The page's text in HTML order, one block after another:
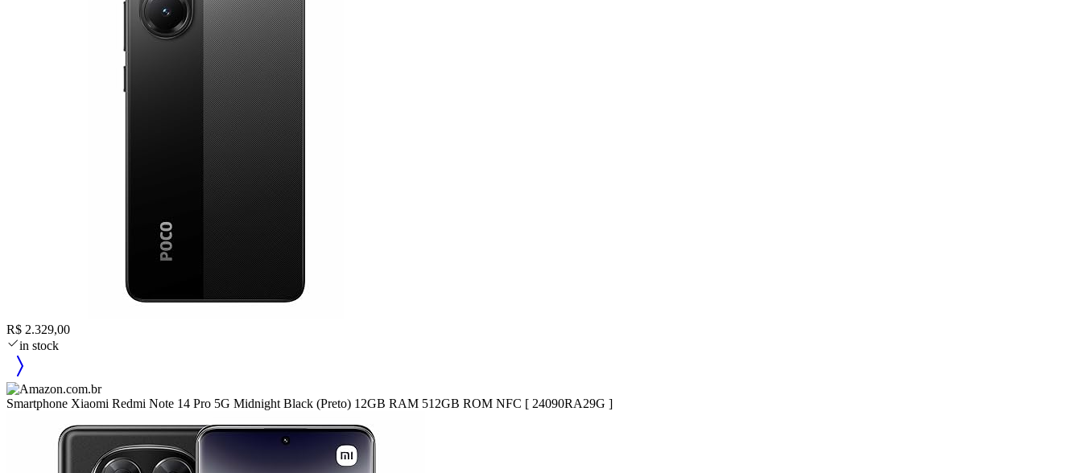
R$ 2.329,00
in stock
Smartphone Xiaomi Redmi Note 14 Pro 5G Midnight Black (Preto) 12GB RAM 512GB ROM NFC [ 24090RA29G ]